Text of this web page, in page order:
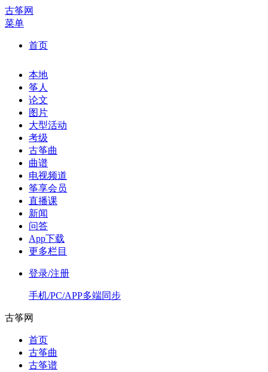
古筝网
菜单
首页
本地
筝人
论文
图片
大型活动
考级
古筝曲
曲谱
电视频道
筝享会员
直播课
新闻
问答
App下载
更多栏目
登录/注册
手机/PC/APP多端同步
古筝网
首页
古筝曲
古筝谱